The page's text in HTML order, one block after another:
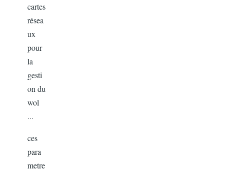
cartes
résea
ux
pour
la
gesti
on du
wol
...
ces
para
metre